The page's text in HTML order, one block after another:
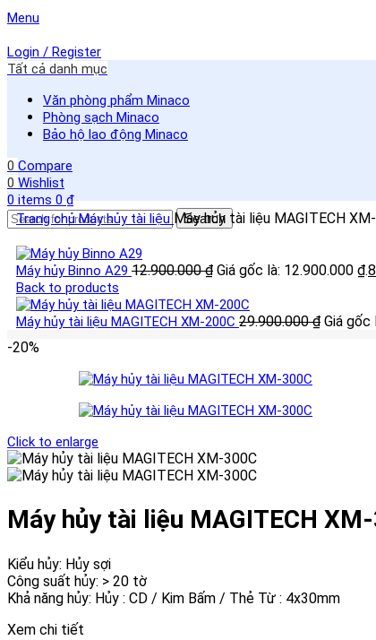
Menu
Login / Register
Tất cả danh mục
Văn phòng phẩm Minaco
Phòng sạch Minaco
Bảo hộ lao động Minaco
0 Compare
0 Wishlist
0items 0₫
Search
Trang chủMáy hủy tài liệu Máy hủy tài liệu MAGITECH
Máy hủy Binno A29 12.900.000₫ Giá gốc là: 12.900.000 ₫.
Back to products
Máy hủy tài liệu MAGITECH XM-200C 29.900.000₫ Giá gốc
-20%
Click to enlarge
Máy hủy tài liệu MAGITECH
Kiểu hủy: Hủy sợi
Công suất hủy: > 20 tờ
Khả năng hủy: Hủy : CD / Kim Bấm / Thẻ Từ : 4x30mm
Xem chi tiết